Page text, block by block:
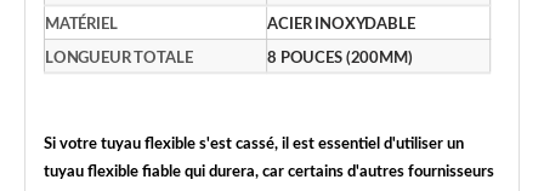
MATÉRIEL ACIER INOXYDABLE
LONGUEUR TOTALE 8 POUCES (200MM)
Si votre tuyau flexible s'est cassé, il est essentiel d'utiliser un
tuyau flexible fiable qui durera, car certains d'autres fournisseurs